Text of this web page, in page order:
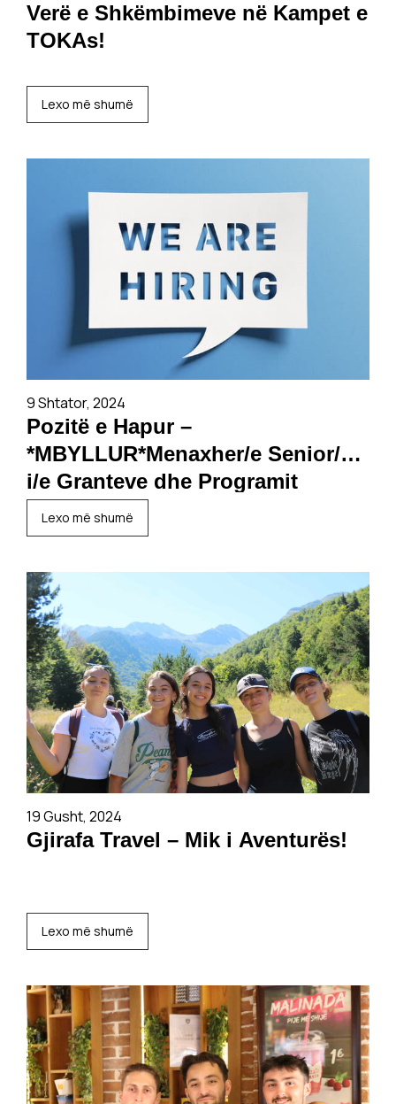
Verë e Shkëmbimeve në Kampet e
TOKAs!
Lexo më shumë
9 Shtator, 2024
Pozitë e Hapur –
*MBYLLUR*Menaxher/e Senior/e
i/e Granteve dhe Programit
Lexo më shumë
19 Gusht, 2024
Gjirafa Travel – Mik i Aventurës!
Lexo më shumë